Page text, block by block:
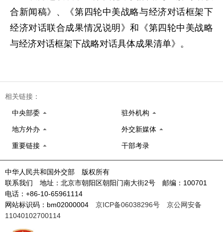
合新闻稿》、《第四轮中美战略与经济对话框架下
经济对话联合成果情况说明》和《第四轮中美战略
与经济对话框架下战略对话具体成果清单》。
相关链接：
中央部委 驻外机构
地方外办 外交新媒体
重要链接 干部考录
中华人民共和国外交部 版权所有
联系我们 地址：北京市朝阳区朝阳门南大街2号 邮编：100701
电话：+86-10-65961114
网站标识码：bm02000004 京ICP备06038296号
京公网安备
11040102700114